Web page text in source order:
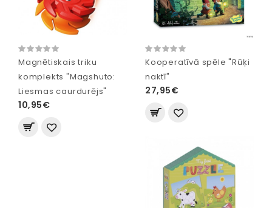
Magnētiskais triku
komplekts "Magshuto:
Liesmas caurdurējs"
10,95€
Kooperatīvā spēle "Rūķi
naktī"
27,95€